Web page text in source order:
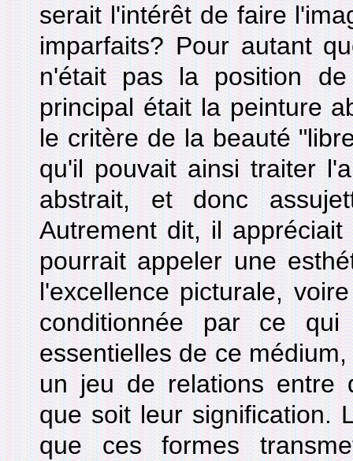
serait l'intérêt de faire
imparfaits? Pour autant
n'était pas la position
principal était la peinture
le critère de la beauté
qu'il pouvait ainsi traiter
abstrait, et donc
Autrement dit, il
pourrait appeler une
l'excellence picturale,
conditionnée par ce
essentielles de ce
un jeu de relations entre
que soit leur signification.
que ces formes